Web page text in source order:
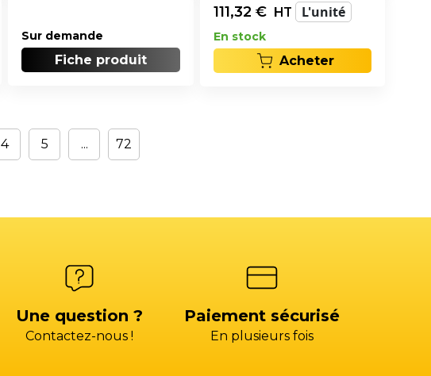
Sur demande
Fiche produit
111,32 € HT L'unité
En stock
Acheter
4 5 ... 72
Une question ?
Contactez-nous !
Paiement sécurisé
En plusieurs fois